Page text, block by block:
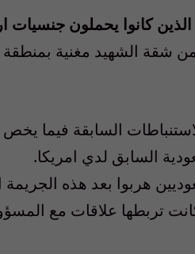
الذين كانوا يحملون
شقة الشهيد مغنية
السابقة فيما
السابق لدي امريكا.
هربوا بعد هذه الجريمة
تربطها علاقات مع